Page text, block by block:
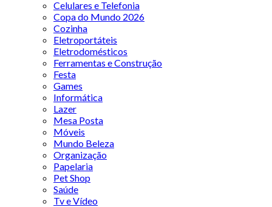
Celulares e Telefonia
Copa do Mundo 2026
Cozinha
Eletroportáteis
Eletrodomésticos
Ferramentas e Construção
Festa
Games
Informática
Lazer
Mesa Posta
Móveis
Mundo Beleza
Organização
Papelaria
Pet Shop
Saúde
Tv e Vídeo